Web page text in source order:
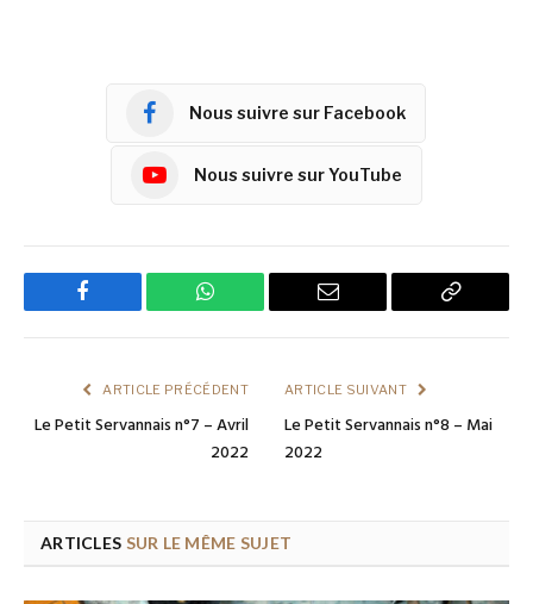
Nous suivre sur Facebook
Nous suivre sur YouTube
Facebook WhatsApp Email
Copy
ARTICLE PRÉCÉDENT
Le Petit Servannais n°7 – Avril
2022
ARTICLE SUIVANT
Le Petit Servannais n°8 – Mai
2022
ARTICLES SUR LE MÊME SUJET